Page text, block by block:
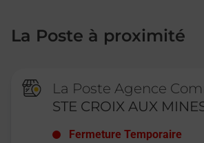
La Poste à proximité
La Poste Agence
STE CROIX AUX
Fermeture Temporaire